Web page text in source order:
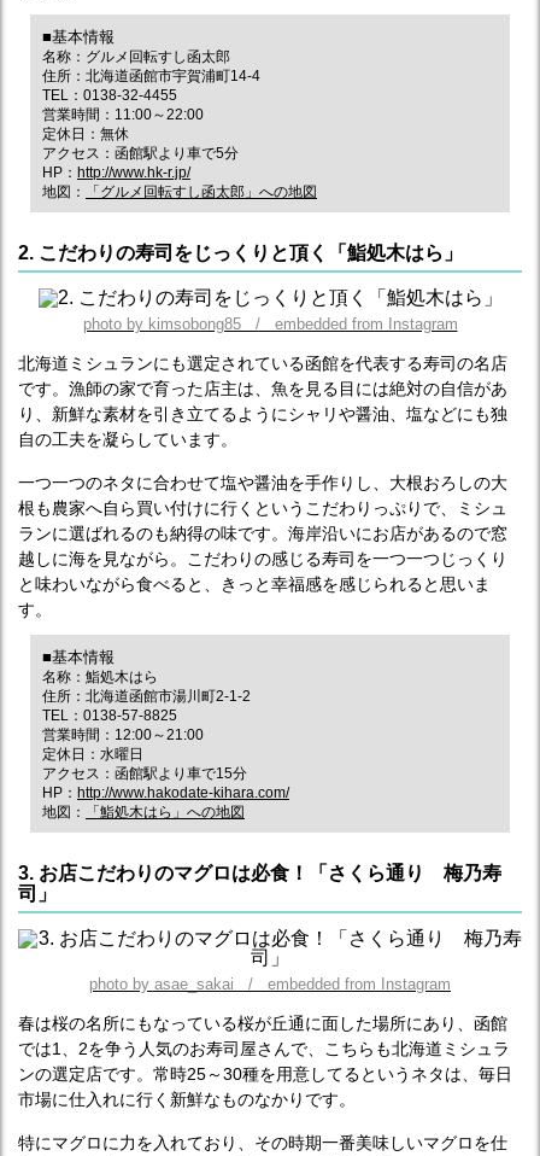
■基本情報
名称：グルメ回転すし函太郎
住所：北海道函館市宇賀浦町14-4
TEL：0138-32-4455
営業時間：11:00～22:00
定休日：無休
アクセス：函館駅より車で5分
HP： http://www.hk-r.jp/
地図：
「グルメ回転すし函太郎」への地図
2. こだわりの寿司をじっくりと頂く「鮨処木はら」
photo by kimsobong85 / embedded from Instagram
北海道ミシュランにも選定されている函館を代表する寿司の名店
です。漁師の家で育った店主は、魚を見る目には絶対の自信があ
り、新鮮な素材を引き立てるようにシャリや醤油、塩などにも独
自の工夫を凝らしています。
一つ一つのネタに合わせて塩や醤油を手作りし、大根おろしの大
根も農家へ自ら買い付けに行くというこだわりっぷりで、ミシュ
ランに選ばれるのも納得の味です。海岸沿いにお店があるので窓
越しに海を見ながら。こだわりの感じる寿司を一つ一つじっくり
と味わいながら食べると、きっと幸福感を感じられると思いま
す。
■基本情報
名称：鮨処木はら
住所：北海道函館市湯川町2-1-2
TEL：0138-57-8825
営業時間：12:00～21:00
定休日：水曜日
アクセス：函館駅より車で15分
HP： http://www.hakodate-kihara.com/
地図：
「鮨処木はら」への地図
3. お店こだわりのマグロは必食！「さくら通り 梅乃寿
司」
photo by asae_sakai / embedded from Instagram
春は桜の名所にもなっている桜が丘通に面した場所にあり、函館
では1、2を争う人気のお寿司屋さんで、こちらも北海道ミシュラ
ンの選定店です。常時25～30種を用意してるというネタは、毎日
市場に仕入れに行く新鮮なものなかりです。
特にマグロに力を入れており、その時期一番美味しいマグロを仕